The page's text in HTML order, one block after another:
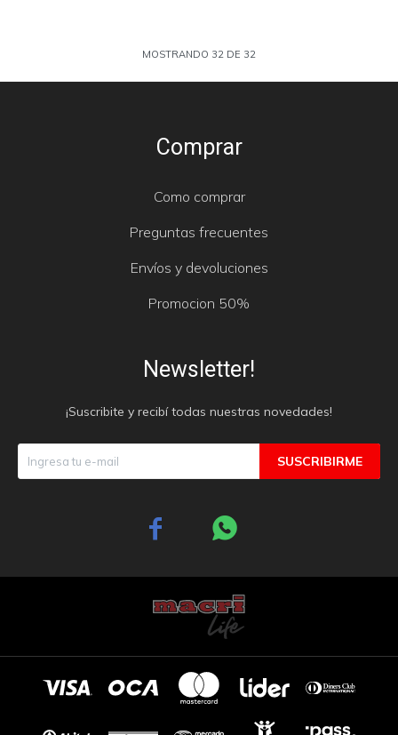
MOSTRANDO 32 DE 32
Comprar
Como comprar
Preguntas frecuentes
Envíos y devoluciones
Promocion 50%
Newsletter!
¡Suscribite y recibí todas nuestras novedades!
SUSCRIBIRME
 